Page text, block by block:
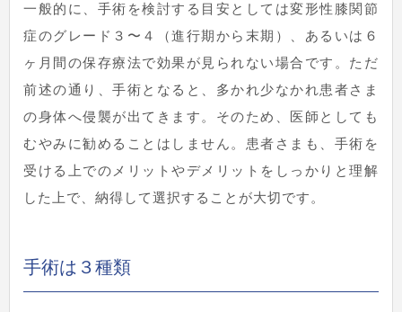
一般的に、手術を検討する目安としては変形性膝関節
症のグレード３〜４（進行期から末期）、あるいは６
ヶ月間の保存療法で効果が見られない場合です。ただ
前述の通り、手術となると、多かれ少なかれ患者さま
の身体へ侵襲が出てきます。そのため、医師としても
むやみに勧めることはしません。患者さまも、手術を
受ける上でのメリットやデメリットをしっかりと理解
した上で、納得して選択することが大切です。
手術は３種類